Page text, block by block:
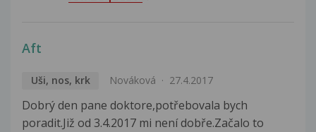
Aft
Uši, nos, krk Nováková 27.4.2017
Dobrý den pane doktore,potřebovala bych
poradit.Již od 3.4.2017 mi není dobře.Začalo to